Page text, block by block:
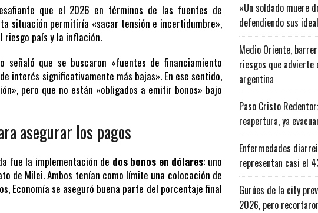
que el 2026 en términos de las fuentes de
situación permitiría «sacar tensión e incertidumbre»,
riesgo país y la inflación.
que se buscaron «fuentes de financiamiento
interés significativamente más bajas». En ese sentido,
pero que no están «obligados a emitir bonos» bajo
asegurar los pagos
fue la implementación de dos bonos en dólares: uno
de Milei. Ambos tenían como límite una colocación de
Economía se aseguró buena parte del porcentaje final
«Un soldado muere
defendiendo sus
Medio Oriente,
riesgos que advierte
argentina
Paso Cristo
reapertura, ya
Enfermedades
representan casi el
Gurúes de la city
2026, pero